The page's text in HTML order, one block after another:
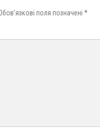
поля позначені *